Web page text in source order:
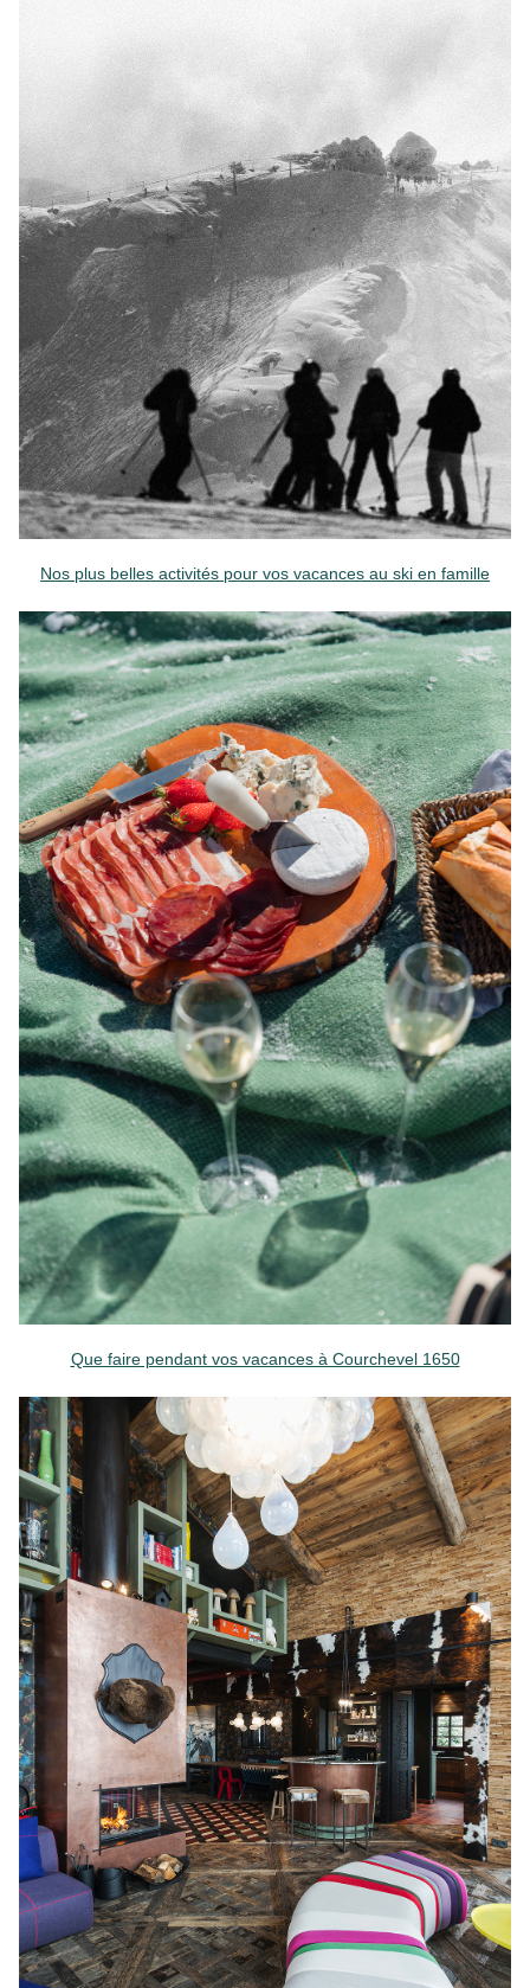
Nos plus belles activités pour vos vacances au ski en famille
Que faire pendant vos vacances à Courchevel 1650